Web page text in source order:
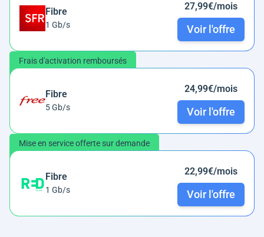
Fibre
1 Gb/s
27,99€/mois
Voir l'offre
Frais d'activation remboursés
Fibre
5 Gb/s
24,99€/mois
Voir l'offre
Mise en service offerte sur demande
Fibre
1 Gb/s
22,99€/mois
Voir l'offre